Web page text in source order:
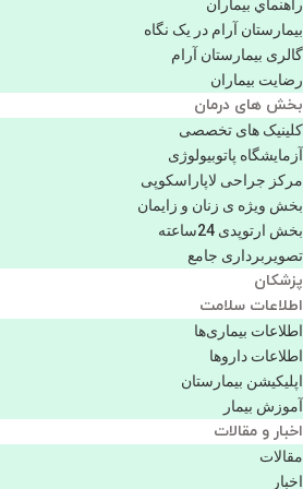
راهنماي بیماران
بیمارستان آرام در یک نگاه
گالری بیمارستان آرام
رضایت بیماران
بخش های درمان
کلینیک های تخصصی
آزمایشگاه پاتوبیولوژی
مرکز جراحی لاپاراسکوپی
بخش ویژه ی زنان و زایمان
بخش ارتوپدی 24ساعته
تصویربرداری جامع
پزشكان
اطلاعات سلامت
اطلاعات بیماری‌ها
اطلاعات دارو‌ها
اپليكيشن بيمارستان
آموزش بیمار
اخبار و مقالات
مقالات
اخبار